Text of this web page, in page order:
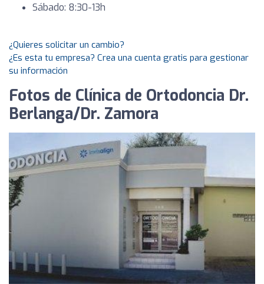
Sábado: 8:30-13h
¿Quieres solicitar un cambio?
¿Es esta tu empresa? Crea una cuenta gratis para gestionar
su información
Fotos de Clínica de Ortodoncia Dr.
Berlanga/Dr. Zamora